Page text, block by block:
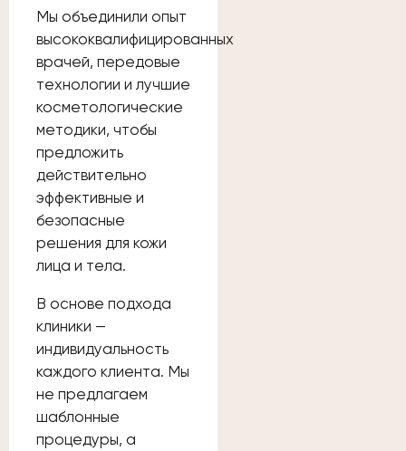
Мы объединили опыт
высококвалифицированных
врачей, передовые
технологии и лучшие
косметологические
методики, чтобы
предложить
действительно
эффективные и
безопасные
решения для кожи
лица и тела.
В основе подхода
клиники —
индивидуальность
каждого клиента. Мы
не предлагаем
шаблонные
процедуры, а